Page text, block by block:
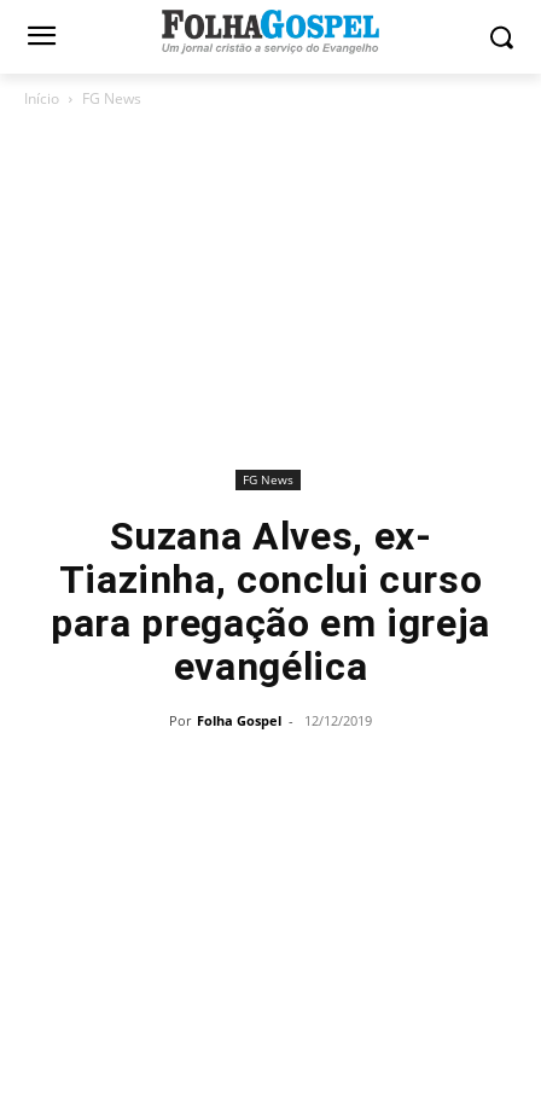
Início FG News
FG News
Suzana Alves, ex-
Tiazinha, conclui curso
para pregação em igreja
evangélica
Por Folha Gospel - 12/12/2019